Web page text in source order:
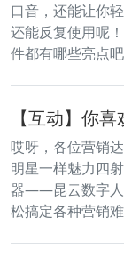
口音，还能让你
还能反复使用呢
件都有哪些亮点
【互动】你
哎呀，各位营销
明星一样魅力四
器——昆云数字人
松搞定各种营销